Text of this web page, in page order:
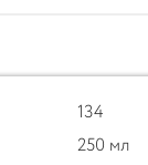
134
250 мл